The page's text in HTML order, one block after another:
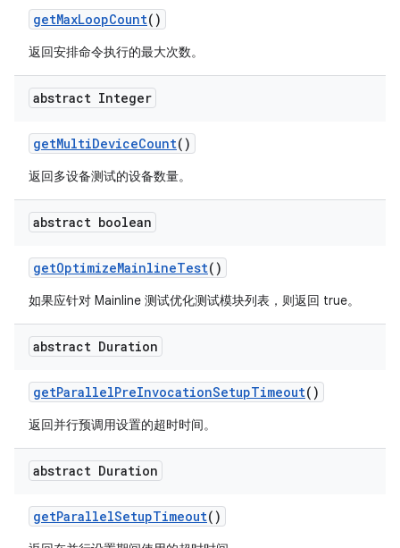
getMaxLoopCount()
返回安排命令执行的最大次数。
abstract Integer
getMultiDeviceCount()
返回多设备测试的设备数量。
abstract boolean
getOptimizeMainlineTest()
如果应针对 Mainline 测试优化测试模块列表，则返回 true。
abstract Duration
getParallelPreInvocationSetupTimeout()
返回并行预调用设置的超时时间。
abstract Duration
getParallelSetupTimeout()